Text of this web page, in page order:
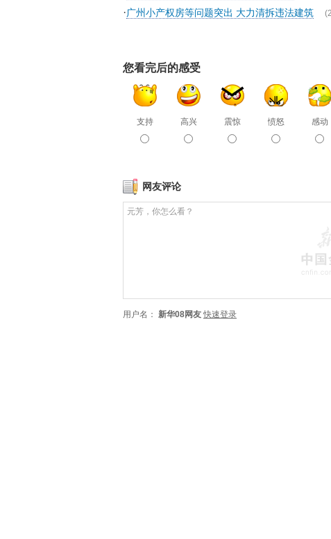
·广州小产权房等问题突出 大力清拆违法建筑
您看完后的感受
支持 高兴 震惊 愤怒 感动
网友评论
用户名： 新华08网友 快速登录